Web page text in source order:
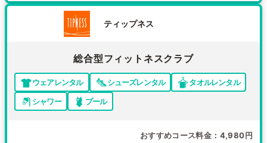
ティップネス
総合型フィットネスクラブ
ウェアレンタル シューズレンタル
タオルレンタル
シャワー
プール
おすすめコース料金 4,980円